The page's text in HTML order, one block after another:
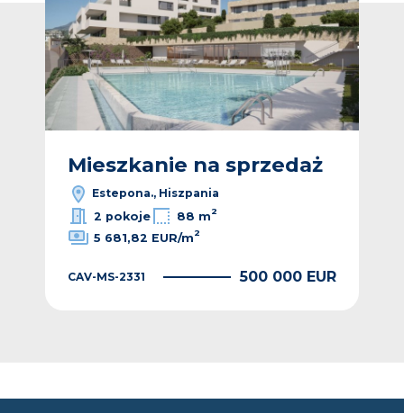
Mieszkanie na sprzedaż
Estepona., Hiszpania
2 pokoje
88 m2
5 681,82 EUR/m2
CAV-MS-2331 500 000 EUR